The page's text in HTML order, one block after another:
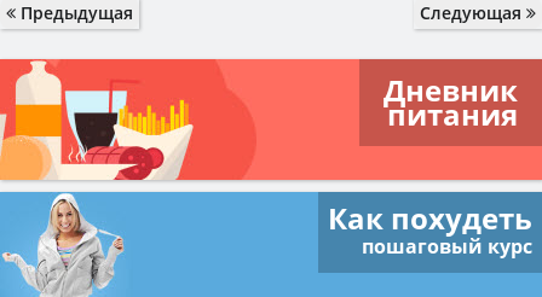
Предыдущая Следующая
Дневник
питания
Как похудеть
пошаговый курс